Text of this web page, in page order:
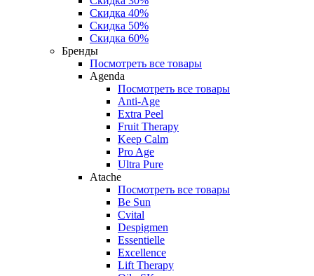
Скидка 40%
Скидка 50%
Скидка 60%
Бренды
Посмотреть все товары
Agenda
Посмотреть все товары
Anti‑Age
Extra Peel
Fruit Therapy
Keep Calm
Pro Age
Ultra Pure
Atache
Посмотреть все товары
Be Sun
Cvital
Despigmen
Essentielle
Excellence
Lift Therapy